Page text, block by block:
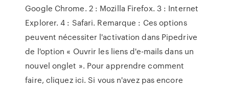
Google Chrome. 2 : Mozilla Firefox. 3 : Internet
Explorer. 4 : Safari. Remarque : Ces options
peuvent nécessiter l'activation dans Pipedrive
de l'option « Ouvrir les liens d'e-mails dans un
nouvel onglet ». Pour apprendre comment
faire, cliquez ici. Si vous n'avez pas encore